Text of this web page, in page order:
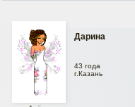
Дарина
43 года
г.Казань